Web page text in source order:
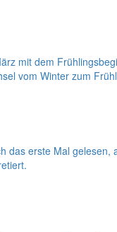
mit dem
vom Winter zum
erste Mal